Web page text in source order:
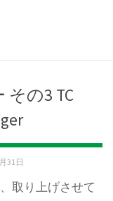
の3 TC
31日
取り上げさせて